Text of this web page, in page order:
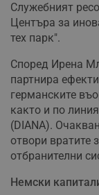
Служебният
Центъра за
тех парк".
Според Ирена
партнира
германските
както и по
(DIANA).
отвори вратите
отбранителни
Немски